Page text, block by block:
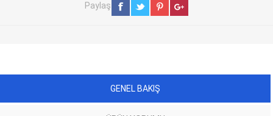
Paylaş
GENEL BAKIŞ